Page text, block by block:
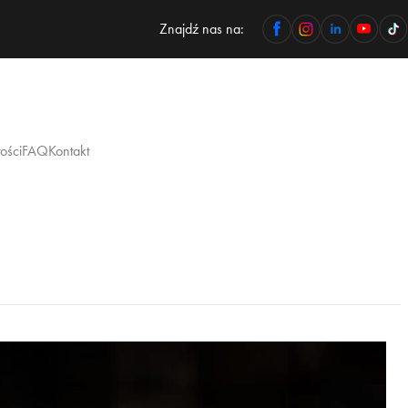
Znajdź nas na:
FAQKontakt